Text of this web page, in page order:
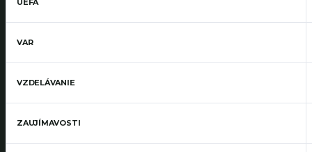
UEFA
VAR
VZDELÁVANIE
ZAUJÍMAVOSTI